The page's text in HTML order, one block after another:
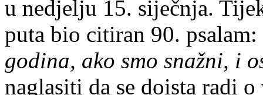
u nedjelju 15. siječnja.
puta bio citiran 90. psalam:
godina, ako smo snažni, i
naglasiti da se doista radi